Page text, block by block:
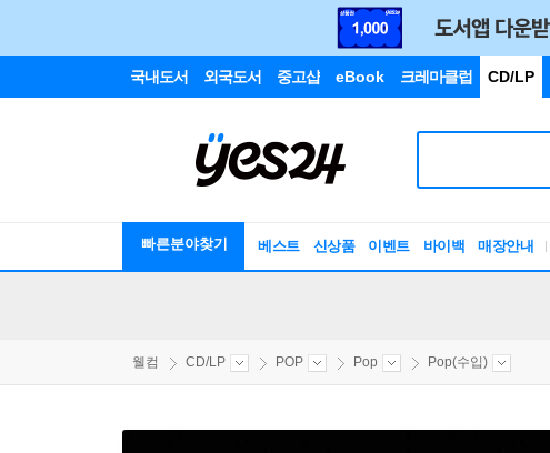
국내도서 외국도서 중고샵 eBook 크레마클럽 CD/LP
빠른분야찾기 베스트 신상품 이벤트 바이백 매장안내
웰컴 CD/LP POP Pop Pop(수입)